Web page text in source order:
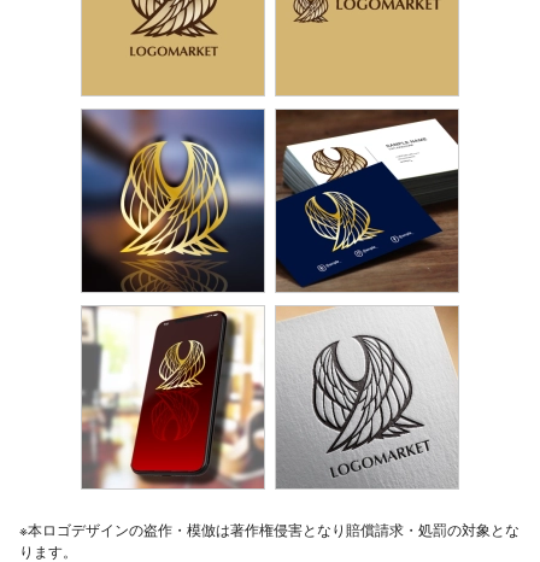
※本ロゴデザインの盗作・模倣は著作権侵害となり賠償請求・処罰の対象とな
ります。